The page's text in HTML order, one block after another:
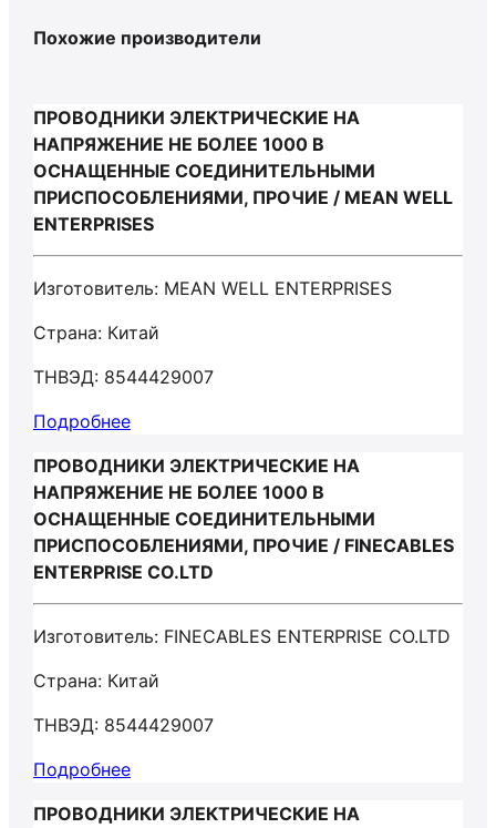
Похожие производители
ПРОВОДНИКИ ЭЛЕКТРИЧЕСКИЕ НА
НАПРЯЖЕНИЕ НЕ БОЛЕЕ 1000 В
ОСНАЩЕННЫЕ СОЕДИНИТЕЛЬНЫМИ
ПРИСПОСОБЛЕНИЯМИ, ПРОЧИЕ / MEAN WELL
ENTERPRISES
Изготовитель: MEAN WELL ENTERPRISES
Страна: Китай
ТНВЭД: 8544429007
Подробнее
ПРОВОДНИКИ ЭЛЕКТРИЧЕСКИЕ НА
НАПРЯЖЕНИЕ НЕ БОЛЕЕ 1000 В
ОСНАЩЕННЫЕ СОЕДИНИТЕЛЬНЫМИ
ПРИСПОСОБЛЕНИЯМИ, ПРОЧИЕ / FINECABLES
ENTERPRISE CO.LTD
Изготовитель: FINECABLES ENTERPRISE CO.LTD
Страна: Китай
ТНВЭД: 8544429007
Подробнее
ПРОВОДНИКИ ЭЛЕКТРИЧЕСКИЕ НА